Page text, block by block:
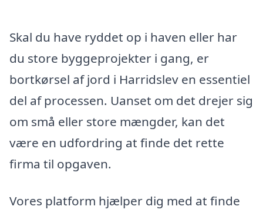
Skal du have ryddet op i haven eller har
du store byggeprojekter i gang, er
bortkørsel af jord i Harridslev en essentiel
del af processen. Uanset om det drejer sig
om små eller store mængder, kan det
være en udfordring at finde det rette
firma til opgaven.
Vores platform hjælper dig med at finde